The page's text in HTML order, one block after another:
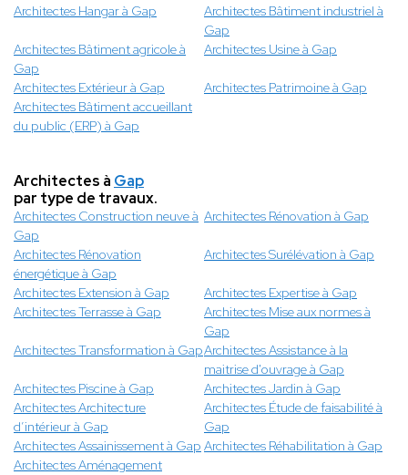
Architectes Hangar à Gap
Architectes Bâtiment industriel à
Gap
Architectes Bâtiment agricole à
Gap
Architectes Usine à Gap
Architectes Extérieur à Gap
Architectes Patrimoine à Gap
Architectes Bâtiment accueillant
du public (ERP) à Gap
Architectes à Gap
par type de travaux.
Architectes Construction neuve à
Gap
Architectes Rénovation à Gap
Architectes Rénovation
énergétique à Gap
Architectes Surélévation à Gap
Architectes Extension à Gap
Architectes Expertise à Gap
Architectes Terrasse à Gap
Architectes Mise aux normes à
Gap
Architectes Transformation à GapArchitectes Assistance à la
maitrise d'ouvrage à Gap
Architectes Piscine à Gap
Architectes Jardin à Gap
Architectes Architecture
d’intérieur à Gap
Architectes Étude de faisabilité à
Gap
Architectes Assainissement à Gap Architectes Réhabilitation à Gap
Architectes Aménagement